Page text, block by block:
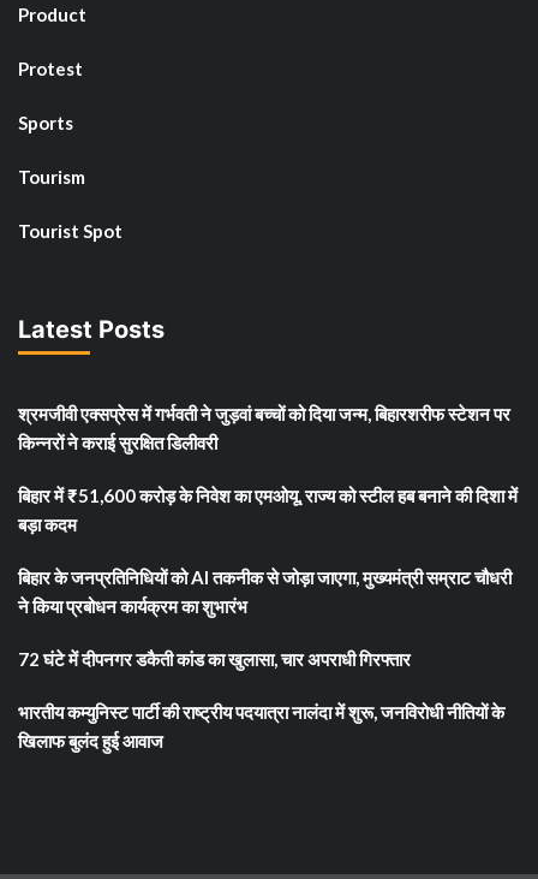
Product
Protest
Sports
Tourism
Tourist Spot
Latest Posts
श्रमजीवी एक्सप्रेस में गर्भवती ने जुड़वां बच्चों को दिया जन्म, बिहारशरीफ स्टेशन पर
किन्नरों ने कराई सुरक्षित डिलीवरी
बिहार में ₹51,600 करोड़ के निवेश का एमओयू, राज्य को स्टील हब बनाने की दिशा में
बड़ा कदम
बिहार के जनप्रतिनिधियों को AI तकनीक से जोड़ा जाएगा, मुख्यमंत्री सम्राट चौधरी
ने किया प्रबोधन कार्यक्रम का शुभारंभ
72 घंटे में दीपनगर डकैती कांड का खुलासा, चार अपराधी गिरफ्तार
भारतीय कम्युनिस्ट पार्टी की राष्ट्रीय पदयात्रा नालंदा में शुरू, जनविरोधी नीतियों के
खिलाफ बुलंद हुई आवाज